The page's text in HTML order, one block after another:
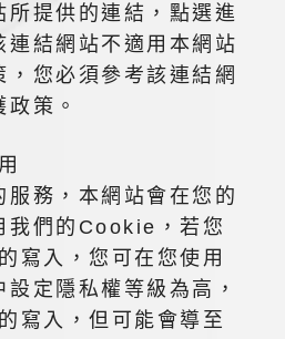
所提供的連結，點選進
連結網站不適用本網站
，您必須參考該連結網
策。
服務，本網站會在您的
我們的Cookie，若您
寫入，您可在您使用
定隱私權等級為高，
寫入，但可能會導至